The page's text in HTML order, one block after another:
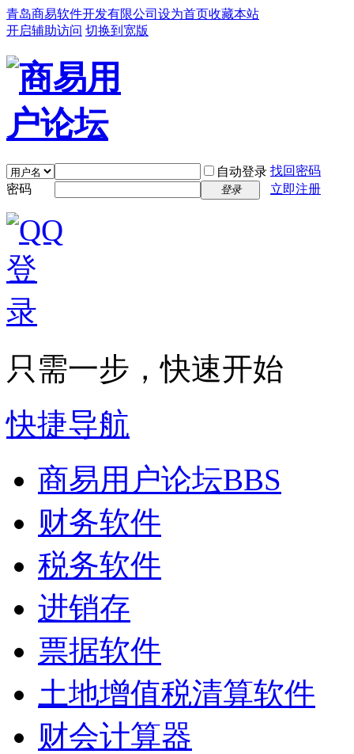
青岛商易软件开发有限公司 设为首页收藏本站
开启辅助访问 切换到宽版
自动登录 找回密码
密码
登录 立即注册
只需一步，快速开始
快捷导航
商易用户论坛BBS
财务软件
税务软件
进销存
票据软件
土地增值税清算软件
财会计算器